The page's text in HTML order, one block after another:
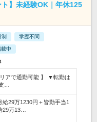
】未経験OK｜年休125
学歴不問
中
アで通勤可能 】 ▼転勤は
…
給29万1230円＋皆勤手当1
29万13…